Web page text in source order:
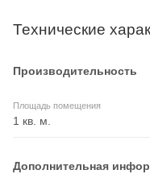
Технические
Производительность
Площадь помещения
1 кв. м.
Дополнительная